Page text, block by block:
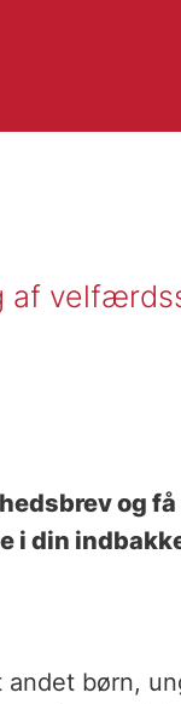
af
og
i din
børn,